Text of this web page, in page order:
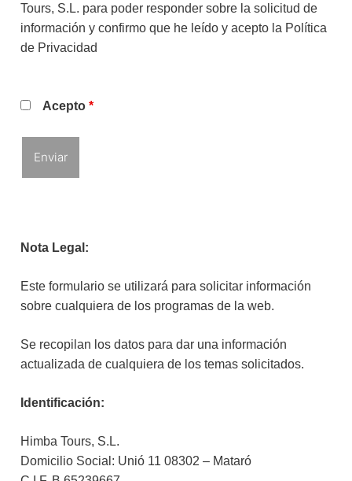
Tours, S.L. para poder responder sobre la solicitud de
información y confirmo que he leído y acepto la Política
de Privacidad
Acepto *
Nota Legal:
Este formulario se utilizará para solicitar información
sobre cualquiera de los programas de la web.
Se recopilan los datos para dar una información
actualizada de cualquiera de los temas solicitados.
Identificación:
Himba Tours, S.L.
Domicilio Social: Unió 11 08302 – Mataró